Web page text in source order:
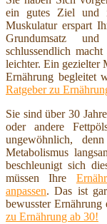
ein gutes Ziel und
Muskulatur erspart
Grundumsatz
schlussendlich
leichter. Ein gezielter
Ernährung begleitet
Ratgeber zu
Sie sind über 30
oder andere
ungewöhnlich,
Metabolismus
beschleunigt sich
müssen Ihre
anpassen. Das ist
bewusster Ernährung
zu Ernährung ab 30!